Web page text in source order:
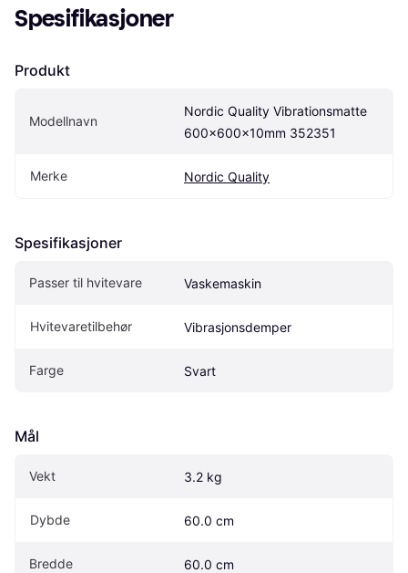
Spesifikasjoner
Produkt
Modellnavn
Nordic Quality Vibrationsmatte
600x600x10mm 352351
Merke Nordic Quality
Spesifikasjoner
Passer til hvitevare Vaskemaskin
Hvitevaretilbehør Vibrasjonsdemper
Farge Svart
Mål
Vekt 3.2 kg
Dybde 60.0 cm
Bredde 60.0 cm